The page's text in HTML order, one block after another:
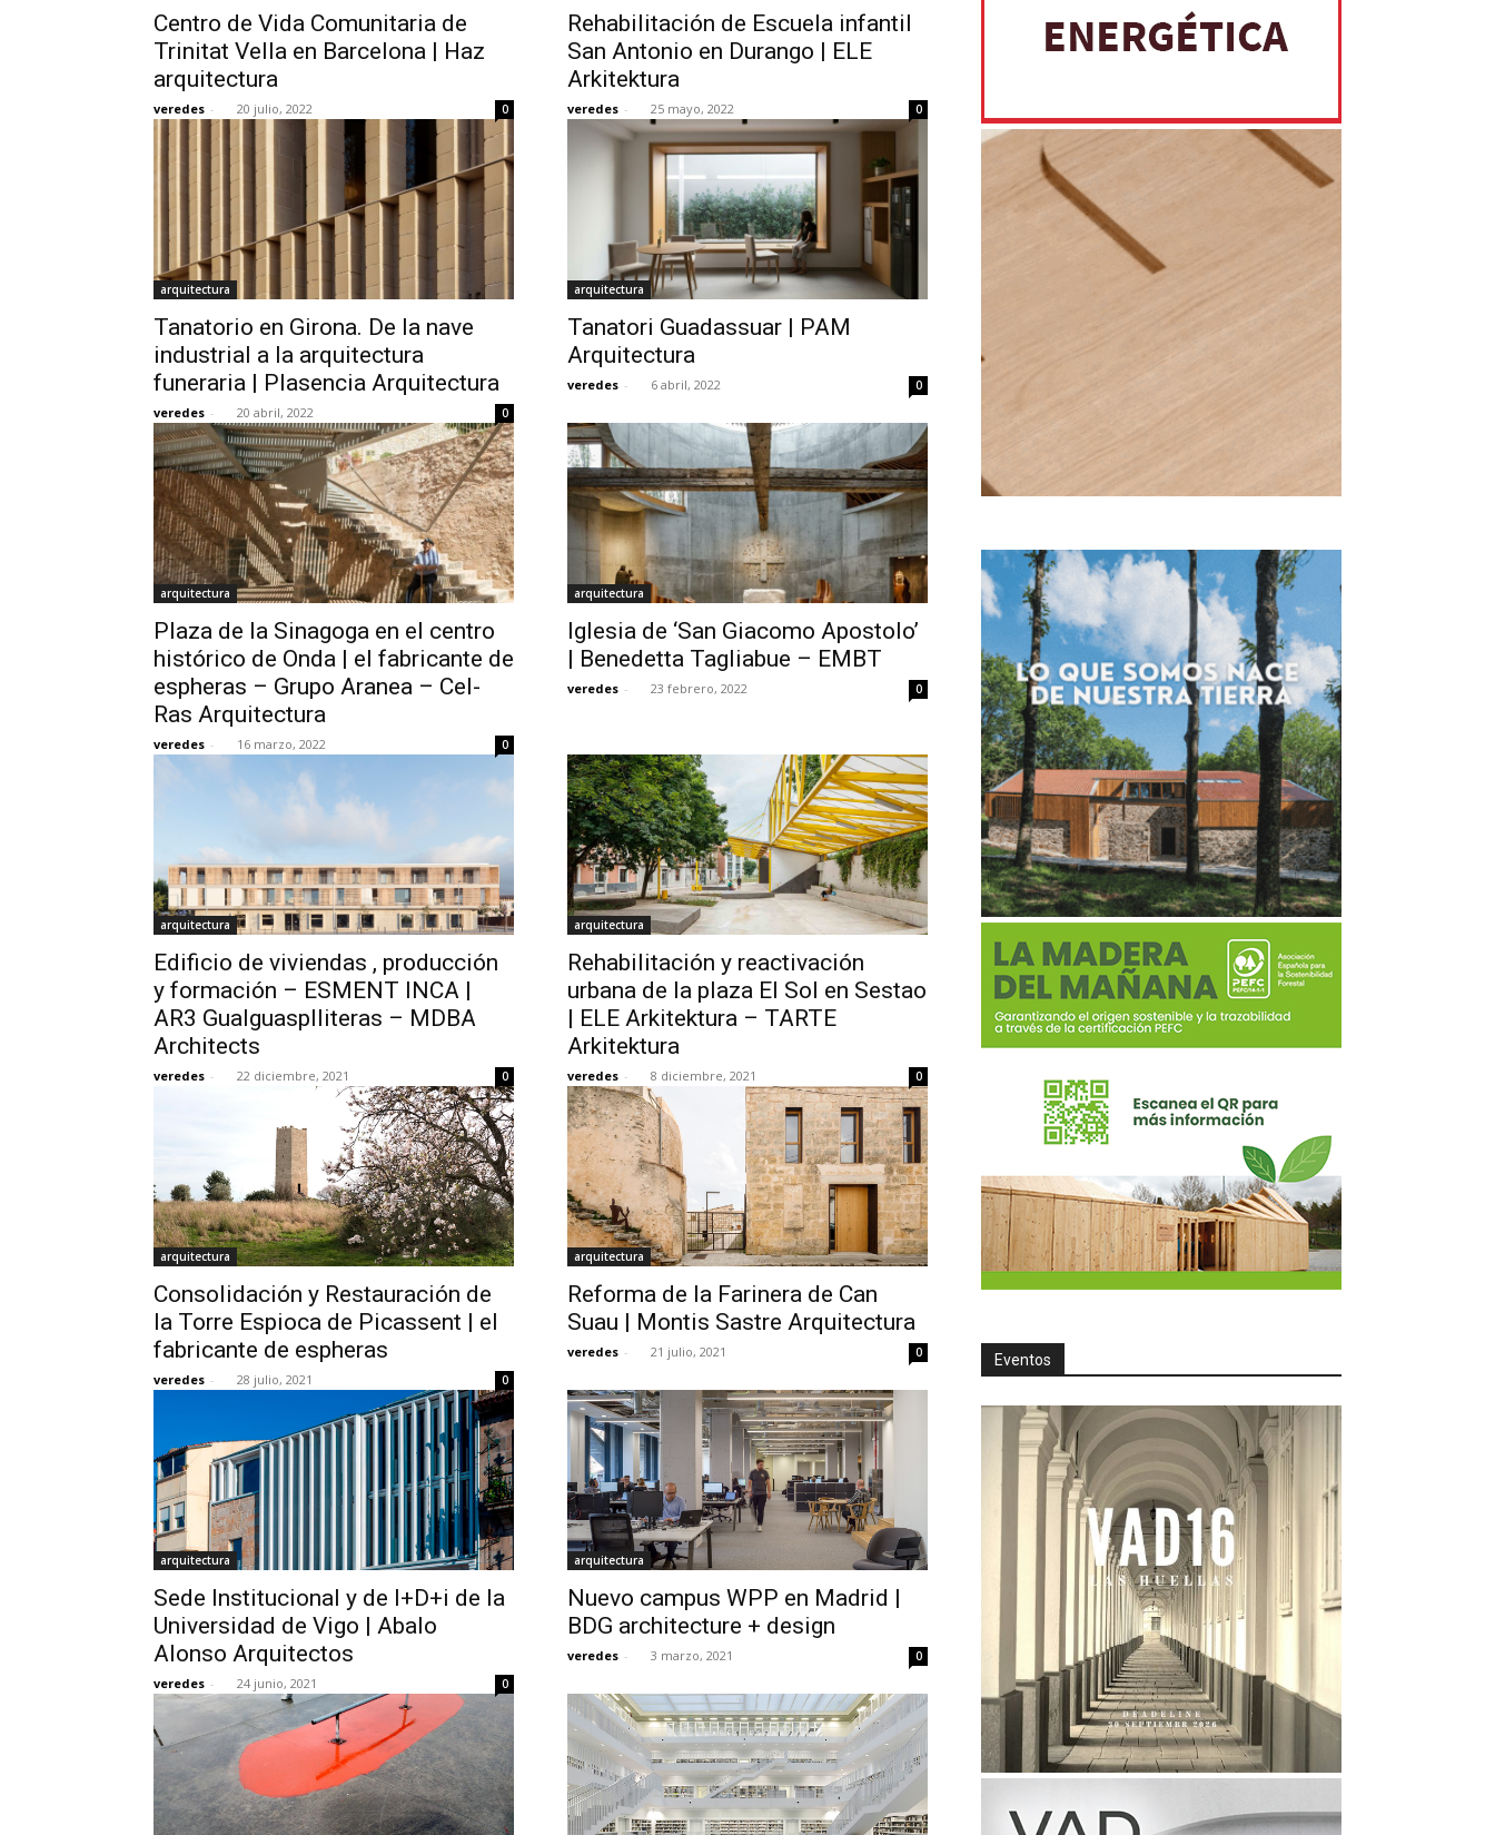
Centro de Vida Comunitaria de
Trinitat Vella en Barcelona | Haz
arquitectura
veredes - 20 julio, 2022 0
Rehabilitación de Escuela infantil
San Antonio en Durango | ELE
Arkitektura
veredes - 25 mayo, 2022 0
arquitectura
Tanatorio en Girona. De la nave
industrial a la arquitectura
funeraria | Plasencia Arquitectura
veredes - 20 abril, 2022 0
arquitectura
Tanatori Guadassuar | PAM
Arquitectura
veredes - 6 abril, 2022 0
arquitectura
Plaza de la Sinagoga en el centro
histórico de Onda | el fabricante de
espheras – Grupo Aranea – Cel-
Ras Arquitectura
veredes - 16 marzo, 2022 0
arquitectura
Iglesia de ‘San Giacomo Apostolo’
| Benedetta Tagliabue – EMBT
veredes - 23 febrero, 2022 0
arquitectura
Edificio de viviendas , producción
y formación – ESMENT INCA |
AR3 Gualguasplliteras – MDBA
Architects
veredes - 22 diciembre, 2021 0
arquitectura
Rehabilitación y reactivación
urbana de la plaza El Sol en Sestao
| ELE Arkitektura – TARTE
Arkitektura
veredes - 8 diciembre, 2021 0
arquitectura
Consolidación y Restauración de
la Torre Espioca de Picassent | el
fabricante de espheras
veredes - 28 julio, 2021 0
arquitectura
Reforma de la Farinera de Can
Suau | Montis Sastre Arquitectura
veredes - 21 julio, 2021 0
arquitectura
Sede Institucional y de I+D+i de la
Universidad de Vigo | Abalo
Alonso Arquitectos
veredes - 24 junio, 2021 0
arquitectura
Nuevo campus WPP en Madrid |
BDG architecture + design
veredes - 3 marzo, 2021 0
Eventos